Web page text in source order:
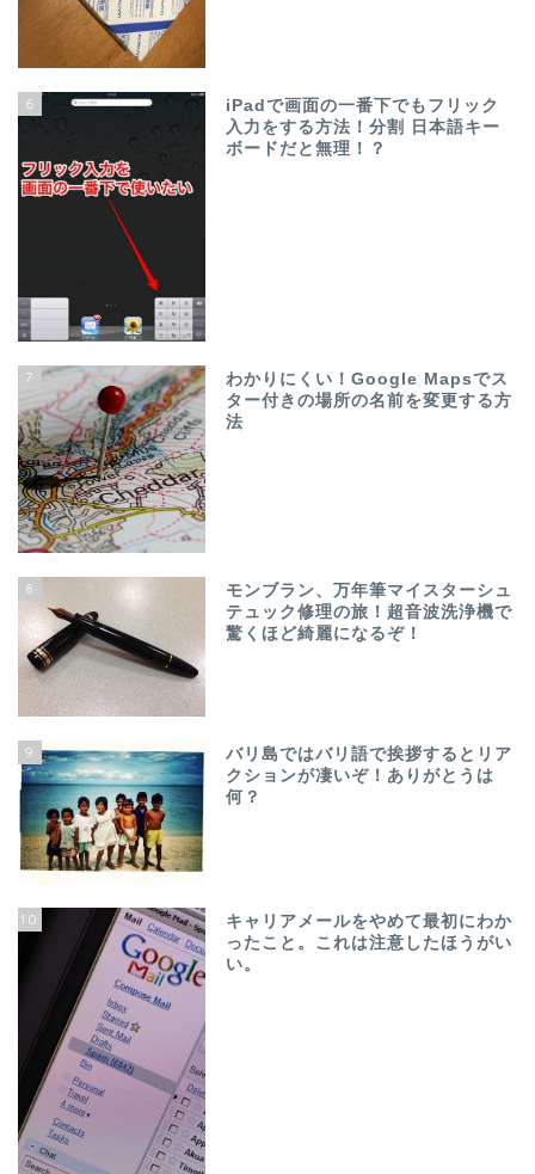
6
iPadで画面の一番下でもフリック
入力をする方法！分割 日本語キー
ボードだと無理！？
7
わかりにくい！Google Mapsでス
ター付きの場所の名前を変更する方
法
8
モンブラン、万年筆マイスターシュ
テュック修理の旅！超音波洗浄機で
驚くほど綺麗になるぞ！
9
バリ島ではバリ語で挨拶するとリア
クションが凄いぞ！ありがとうは
何？
10
キャリアメールをやめて最初にわか
ったこと。これは注意したほうがい
い。